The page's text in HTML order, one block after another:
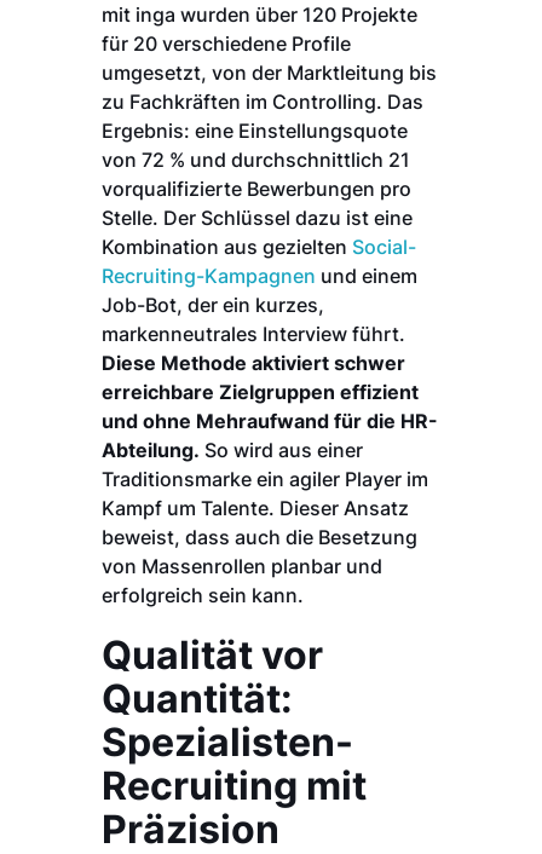
mit inga wurden über 120 Projekte
für 20 verschiedene Profile
umgesetzt, von der Marktleitung bis
zu Fachkräften im Controlling. Das
Ergebnis: eine Einstellungsquote
von 72 % und durchschnittlich 21
vorqualifizierte Bewerbungen pro
Stelle. Der Schlüssel dazu ist eine
Kombination aus gezielten Social-
Recruiting-Kampagnen und einem
Job-Bot, der ein kurzes,
markenneutrales Interview führt.
Diese Methode aktiviert schwer
erreichbare Zielgruppen effizient
und ohne Mehraufwand für die HR-
Abteilung. So wird aus einer
Traditionsmarke ein agiler Player im
Kampf um Talente. Dieser Ansatz
beweist, dass auch die Besetzung
von Massenrollen planbar und
erfolgreich sein kann.
Qualität vor
Quantität:
Spezialisten-
Recruiting mit
Präzision